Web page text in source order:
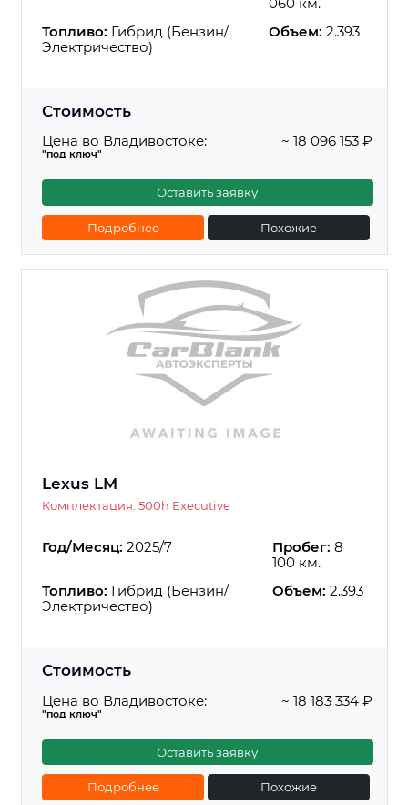
Топливо: Гибрид (Бензин/
Электричество)
Объем: 2.393
Стоимость
Цена во Владивостоке:
"под ключ"
~ 18 096 153 ₽
Оставить заявку
Подробнее Похожие
Lexus LM
Комплектация: 500h Executive
Год/Месяц: 2025/7 Пробег: 8
100 км.
Топливо: Гибрид (Бензин/
Электричество)
Объем: 2.393
Стоимость
Цена во Владивостоке:
"под ключ"
~ 18 183 334 ₽
Оставить заявку
Подробнее Похожие